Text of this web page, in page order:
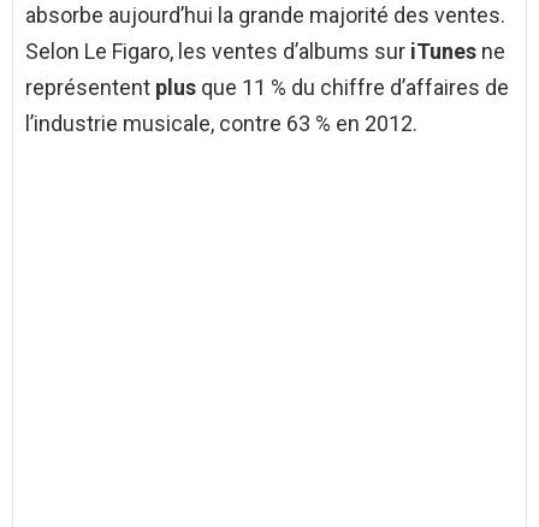
absorbe aujourd’hui la grande majorité des ventes.
Selon Le Figaro, les ventes d’albums sur iTunes ne
représentent plus que 11 % du chiffre d’affaires de
l’industrie musicale, contre 63 % en 2012.